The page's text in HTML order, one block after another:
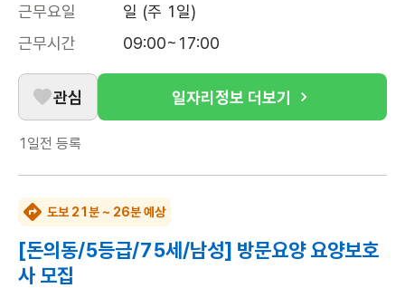
근무요일
일 (주 1일)
근무시간
09:00~17:00
관심 일자리정보 더보기
1일전 등록
도보 21분 ~ 26분 예상
[돈의동/5등급/75세/남성] 방문요양 요양보호
사 모집